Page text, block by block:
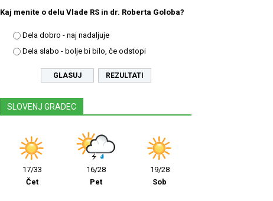
Kaj menite o delu Vlade RS in dr. Roberta Goloba?
Dela dobro - naj nadaljuje
Dela slabo - bolje bi bilo, če odstopi
REZULTATI
SLOVENJ GRADEC
17/33
Čet
16/28
Pet
19/28
Sob